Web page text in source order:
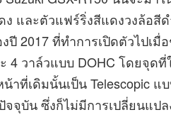
และตัวแฟร์ริ่งสีแดงวงล้อสี
ปี 2017 ที่ทำการเปิดตัวไปเ
4 วาล์วแบบ DOHC โดยจุด
าที่เดิมนั้นเป็น Telescopic แ
จุบัน ซึ่งก็ไม่มีการเปลี่ยนแป